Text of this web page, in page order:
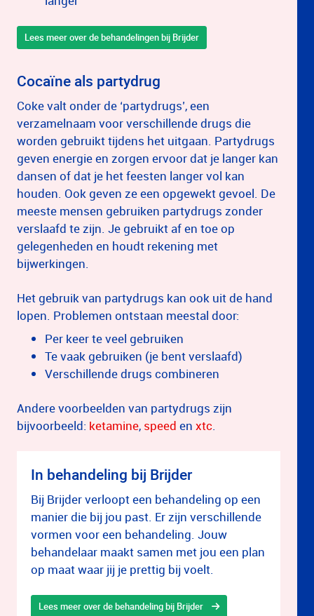
Lees meer over de behandelingen bij Brijder
Cocaïne als partydrug
Coke valt onder de ‘partydrugs’, een
verzamelnaam voor verschillende drugs die
worden gebruikt tijdens het uitgaan. Partydrugs
geven energie en zorgen ervoor dat je langer kan
dansen of dat je het feesten langer vol kan
houden. Ook geven ze een opgewekt gevoel. De
meeste mensen gebruiken partydrugs zonder
verslaafd te zijn. Je gebruikt af en toe op
gelegenheden en houdt rekening met
bijwerkingen.
Het gebruik van partydrugs kan ook uit de hand
lopen. Problemen ontstaan meestal door:
Per keer te veel gebruiken
Te vaak gebruiken (je bent verslaafd)
Verschillende drugs combineren
Andere voorbeelden van partydrugs zijn
bijvoorbeeld: ketamine, speed en xtc.
In behandeling bij Brijder
Bij Brijder verloopt een behandeling op een
manier die bij jou past. Er zijn verschillende
vormen voor een behandeling. Jouw
behandelaar maakt samen met jou een plan
op maat waar jij je prettig bij voelt.
Lees meer over de behandeling bij Brijder